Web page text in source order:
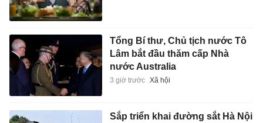
Tổng Bí thư, Chủ tịch nước Tô
Lâm bắt đầu thăm cấp Nhà
nước Australia
3 giờ trước Xã hội
Sắp triển khai đường sắt Hà Nội